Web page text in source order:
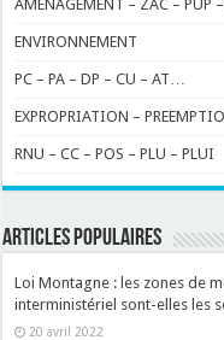
AMENAGEMENT – ZAC – PUP –
ENVIRONNEMENT
PC – PA – DP – CU – AT…
EXPROPRIATION –
RNU – CC – POS – PLU – PLUI
ARTICLES POPULAIRES
Loi Montagne : les zones de
interministériel sont-elles les
20 avril 2022